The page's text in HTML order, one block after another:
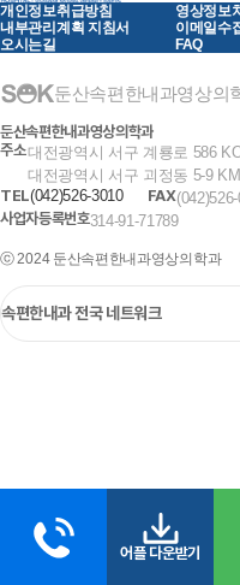
개인정보취급방침 영상정보
내부관리계획 지침서
이메일수
오시는길
FAQ
둔산속편한내과영상의
둔산속편한내과영상의학과
주소대전광역시 서구 계룡로 586
대전광역시 서구 괴정동 5-9
TEL(042)526-3010 FAX
사업자등록번호314-91-71789
ⓒ 2024 둔산속편한내과영상의학과
어플 다운받기